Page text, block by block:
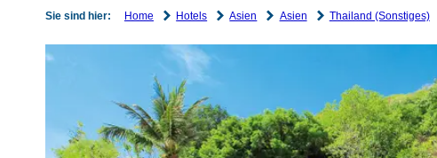
Sie sind hier:
Home Hotels Asien Asien Thailand (Sonstiges)